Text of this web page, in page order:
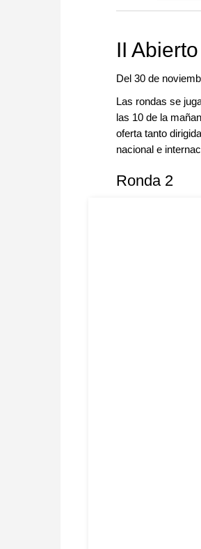
II
Del 30 de
Las rondas se
las 10 de la
oferta tanto
nacional e
Ronda 2